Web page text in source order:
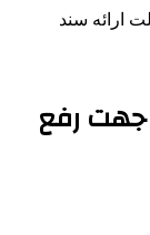
ارائه سند
جهت رفع